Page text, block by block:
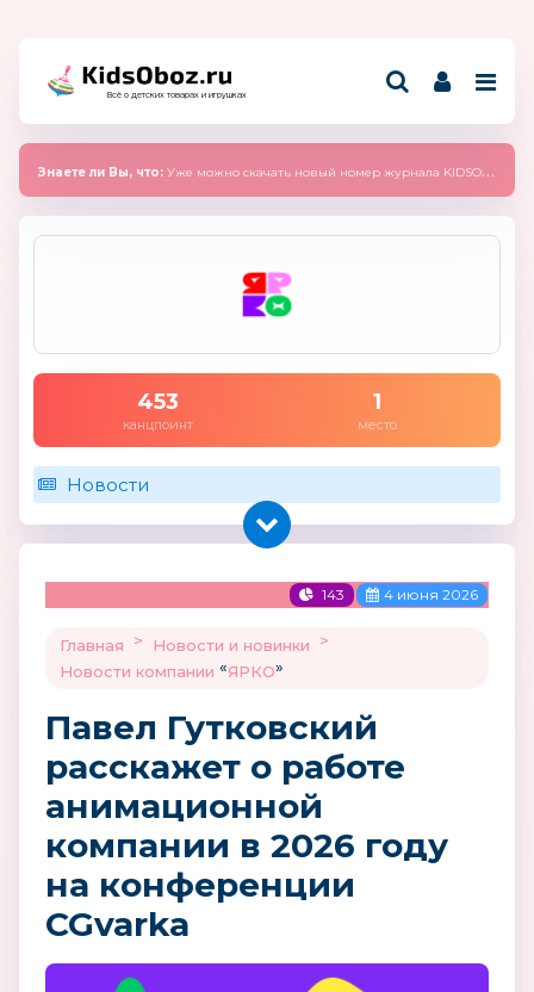
Всё о детских товарах и игрушках
Знаете ли Вы, что: Уже можно скачать новый номер журнала KIDSOBOZ 2025 (сентябрь)
453
канцпоинт
1
место
Новости
143 4 июня 2026
Главная > Новости и новинки
>
Новости компании «ЯРКО»
Павел Гутковский
расскажет о работе
анимационной
компании в 2026 году
на конференции
CGvarka